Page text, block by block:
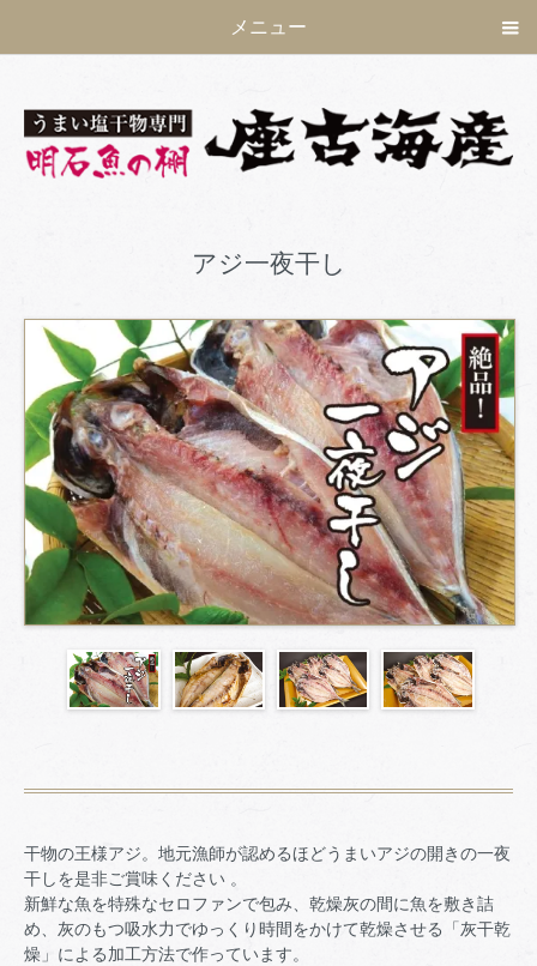
メニュー
アジ一夜干し
干物の王様アジ。地元漁師が認めるほどうまいアジの開きの一夜
干しを是非ご賞味ください 。
新鮮な魚を特殊なセロファンで包み、乾燥灰の間に魚を敷き詰
め、灰のもつ吸水力でゆっくり時間をかけて乾燥させる「灰干乾
燥」による加工方法で作っています。